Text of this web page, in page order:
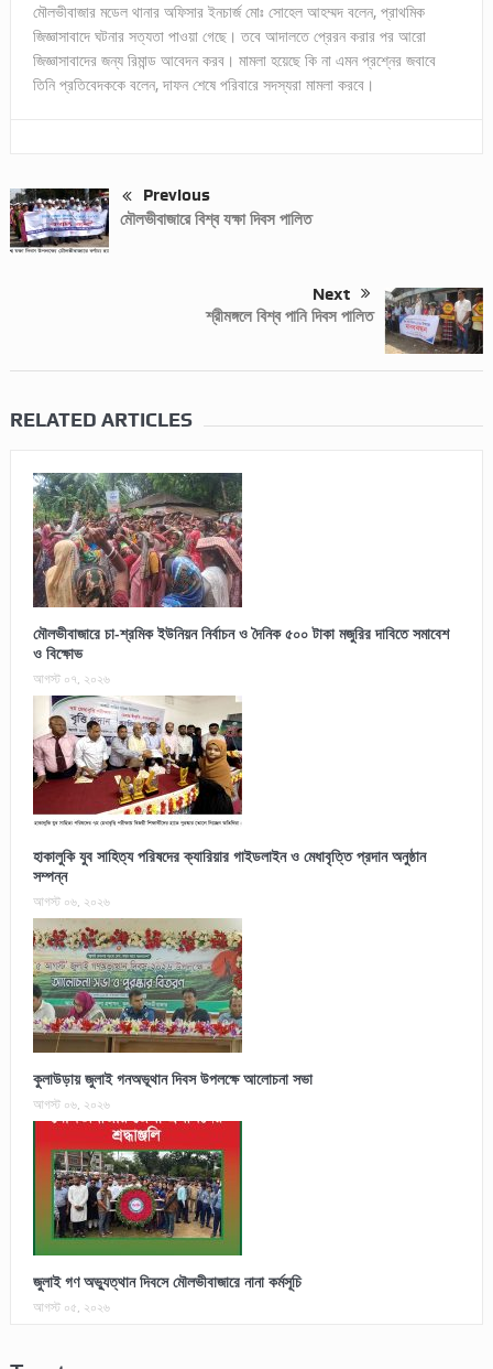
মৌলভীবাজার মডেল থানার অফিসার ইনচার্জ মোঃ সোহেল আহম্মদ বলেন, প্রাথমিক
জিজ্ঞাসাবাদে ঘটনার সত্যতা পাওয়া গেছে। তবে আদালতে প্রেরন করার পর আরো
জিজ্ঞাসাবাদের জন্য রিমান্ড আবেদন করব। মামলা হয়েছে কি না এমন প্রশ্নের জবাবে
তিনি প্রতিবেদককে বলেন, দাফন শেষে পরিবারে সদস্যরা মামলা করবে।
Previous
মৌলভীবাজারে বিশ্ব যক্ষা দিবস পালিত
Next
শ্রীমঙ্গলে বিশ্ব পানি দিবস পালিত
RELATED ARTICLES
মৌলভীবাজারে চা-শ্রমিক ইউনিয়ন নির্বাচন ও দৈনিক ৫০০ টাকা মজুরির দাবিতে সমাবেশ
ও বিক্ষোভ
আগস্ট ০৭, ২০২৬
হাকালুকি যুব সাহিত্য পরিষদের ক্যারিয়ার গাইডলাইন ও মেধাবৃত্তি প্রদান অনুষ্ঠান
সম্পন্ন
আগস্ট ০৬, ২০২৬
কুলাউড়ায় জুলাই গনঅভূথান দিবস উপলক্ষে আলোচনা সভা
আগস্ট ০৬, ২০২৬
জুলাই গণ অভ্যুত্থান দিবসে মৌলভীবাজারে নানা কর্মসূচি
আগস্ট ০৫, ২০২৬